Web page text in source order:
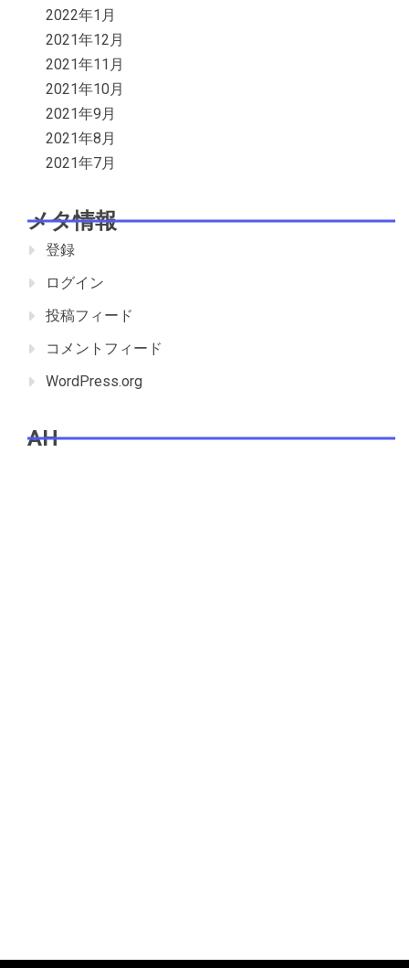
2022年1月
2021年12月
2021年11月
2021年10月
2021年9月
2021年8月
2021年7月
メタ情報
登録
ログイン
投稿フィード
コメントフィード
WordPress.org
AH